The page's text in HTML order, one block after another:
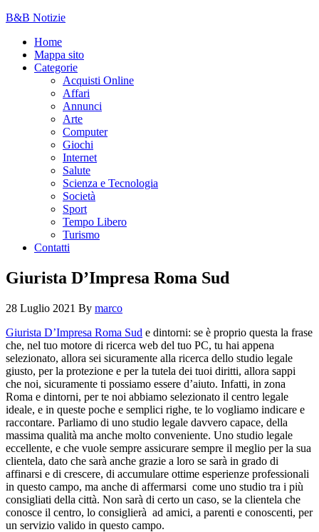
B&B Notizie
Home
Mappa sito
Categorie
Acquisti Online
Affari
Annunci
Arte
Computer
Giochi
Internet
Salute
Scienza e Tecnologia
Società
Sport
Tempo Libero
Turismo
Contatti
Giurista D’Impresa Roma Sud
28 Luglio 2021 By marco
Giurista D’Impresa Roma Sud e dintorni: se è proprio questa la frase
che, nel tuo motore di ricerca web del tuo PC, tu hai appena
selezionato, allora sei sicuramente alla ricerca dello studio legale
giusto, per la protezione e per la tutela dei tuoi diritti, allora sappi
che noi, sicuramente ti possiamo essere d’aiuto. Infatti, in zona
Roma e dintorni, per te noi abbiamo selezionato il centro legale
ideale, e in queste poche e semplici righe, te lo vogliamo indicare e
raccontare. Parliamo di uno studio legale davvero capace, della
massima qualità ma anche molto conveniente. Uno studio legale
eccellente, e che vuole sempre assicurare sempre il meglio per la sua
clientela, dato che sarà anche grazie a loro se sarà in grado di
affinarsi e di crescere, di accumulare ottime esperienze professionali
in questo campo, ma anche di affermarsi come uno studio tra i più
consigliati della città. Non sarà di certo un caso, se la clientela che
conosce il centro, lo consiglierà ad amici, a parenti e conoscenti, per
un servizio valido in questo campo.